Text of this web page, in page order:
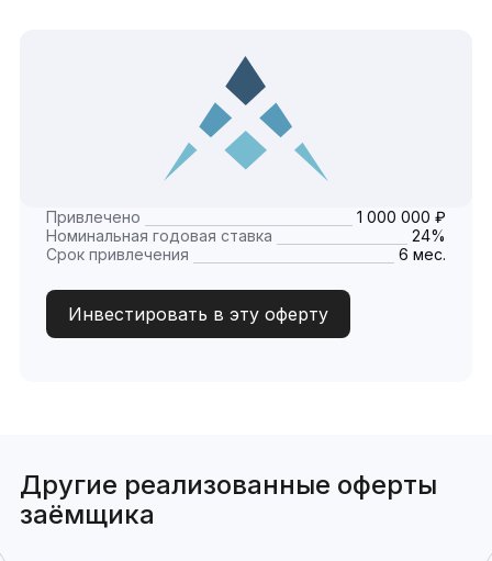
Привлечено
1 000 000 ₽
Номинальная годовая ставка
24%
Срок привлечения
6 мес.
Инвестировать в эту оферту
Другие реализованные оферты
заёмщика